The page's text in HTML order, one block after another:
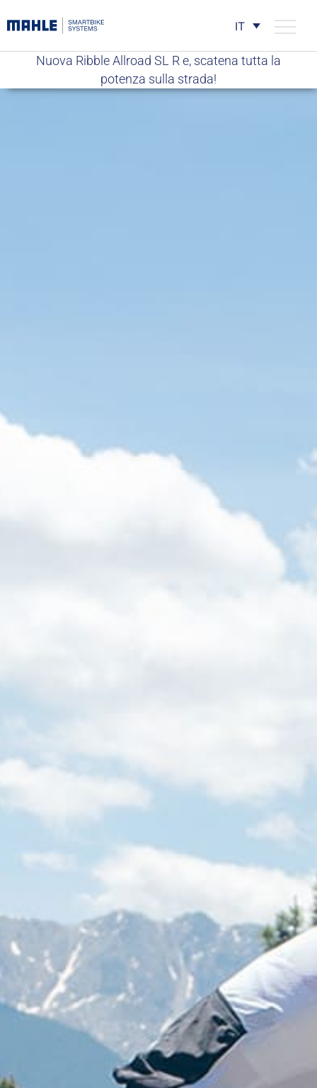
IT
Nuova Ribble Allroad SL R e, scatena tutta la
potenza sulla strada!